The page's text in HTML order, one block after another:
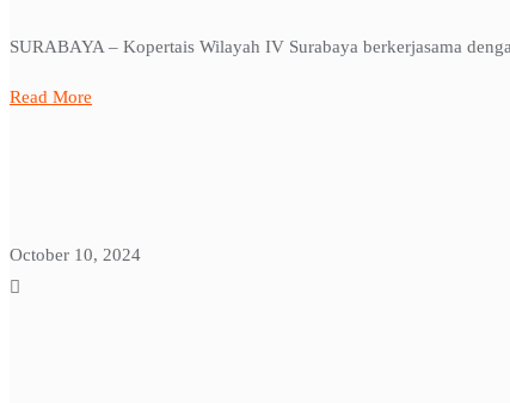
SURABAYA – Kopertais Wilayah IV Surabaya berkerjasama
Read More
October 10, 2024